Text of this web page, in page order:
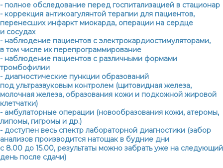
- полное обследование перед госпитализацией в стационар
- коррекция антикоагулянтой терапии для пациентов,
перенесших инфаркт миокарда, операции на сердце
и сосудах
- наблюдение пациентов с электрокардиостимуляторами,
в том числе их перепрограммирование
- наблюдение пациентов с различными формами
тромбофилии
- диагностические пункции образований
под ультразвуковым контролем (щитовидная железа,
молочная железа, образования кожи и подкожной жировой
клетчатки)
- амбулаторные операции (новообразования кожи, атеромы,
липомы, гигромы и др.)
- доступен весь спектр лабораторной диагностики (забор
анализов производится натощак в будние дни
с 8.00 до 15.00, результаты можно забрать уже на следующий
день после сдачи)